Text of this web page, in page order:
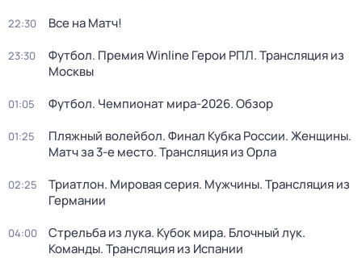
22:30 Все на Матч!
23:30
Футбол. Премия Winline Герои РПЛ. Трансляция из
Москвы
01:05 Футбол. Чемпионат мира-2026. Обзор
01:25
Пляжный волейбол. Финал Кубка России. Женщины.
Матч за 3-е место. Трансляция из Орла
02:25
Триатлон. Мировая серия. Мужчины. Трансляция из
Германии
04:00
Стрельба из лука. Кубок мира. Блочный лук.
Команды. Трансляция из Испании